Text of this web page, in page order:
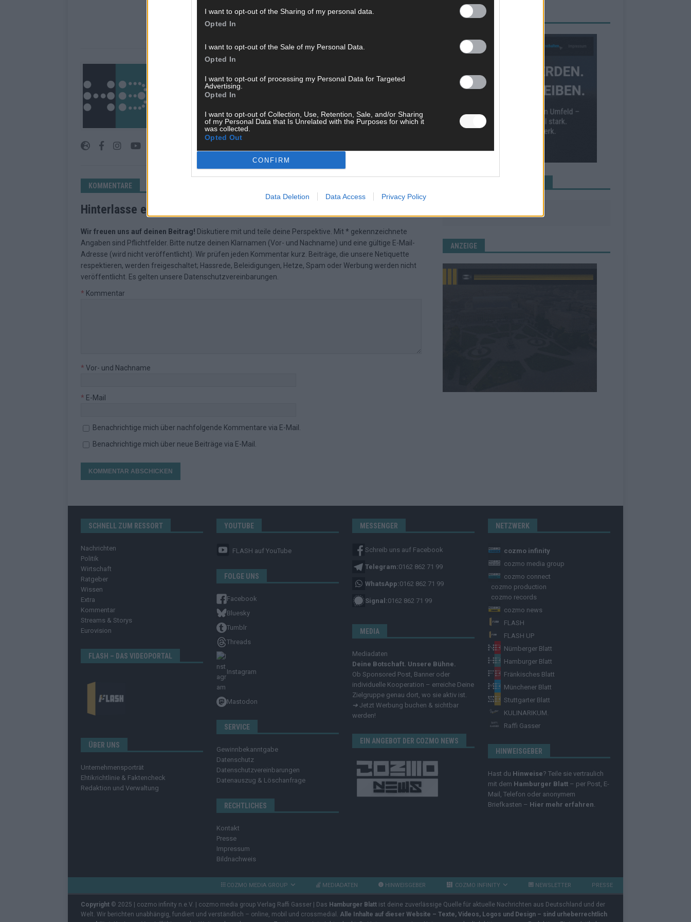
I want to opt-out of the Sharing of my personal data.
Opted In
I want to opt-out of the Sale of my Personal Data.
Opted In
I want to opt-out of processing my Personal Data for Targeted
Advertising.
Opted In
I want to opt-out of Collection, Use, Retention, Sale, and/or Sharing
of my Personal Data that Is Unrelated with the Purposes for which it
was collected.
Opted Out
CONFIRM
Data Deletion Data Access Privacy Policy
Das Hamburger Blatt ist eine unabhängige, digitale Nachrichtenplattform mit Sitz
in Hamburg. Unsere Redaktion berichtet fundiert, verständlich und aktuell über das
journalistisches Handwerk mit modernen Erzählformen – klar, zuverlässig und nah
an den Menschen.
KOMMENTARE
Hinterlasse einen Kommentar
Wir freuen uns auf deinen Beitrag! Diskutiere mit und teile deine Perspektive. Mit * gekennzeichnete
Angaben sind Pflichtfelder. Bitte nutze deinen Klarnamen (Vor- und Nachname) und eine gültige E-Mail-
Adresse (wird nicht veröffentlicht). Wir prüfen jeden Kommentar kurz. Beiträge, die unsere Netiquette
respektieren, werden freigeschaltet; Hassrede, Beleidigungen, Hetze, Spam oder Werbung werden nicht
veröffentlicht. Es gelten unsere Datenschutzvereinbarungen.
* Kommentar
* Vor- und Nachname
* E-Mail
Benachrichtige mich über nachfolgende Kommentare via E-Mail.
Benachrichtige mich über neue Beiträge via E-Mail.
WERBE BEI UNS!
ANZEIGE
SCHNELL ZUM RESSORT
Nachrichten
Politik
Wirtschaft
Ratgeber
Wissen
Extra
Kommentar
Streams & Storys
Eurovision
FLASH – DAS VIDEOPORTAL
ÜBER UNS
Unternehmensporträt
Ehtikrichtlinie & Faktencheck
Redaktion und Verwaltung
YOUTUBE
FLASH auf YouTube
FOLGE UNS
Facebook
Bluesky
Tumblr
Threads
Instagram
Mastodon
SERVICE
Gewinnbekanntgabe
Datenschutz
Datenschutzvereinbarungen
Datenauszug & Löschanfrage
RECHTLICHES
Kontakt
Presse
Impressum
Bildnachweis
MESSENGER
Schreib uns auf Facebook
Telegram:0162 862 71 99
WhatsApp:0162 862 71 99
Signal:0162 862 71 99
MEDIA
Mediadaten
Deine Botschaft. Unsere Bühne.
Ob Sponsored Post, Banner oder
individuelle Kooperation – erreiche Deine
Zielgruppe genau dort, wo sie aktiv ist.
➔ Jetzt Werbung buchen & sichtbar
werden!
EIN ANGEBOT DER COZMO NEWS
NETZWERK
cozmo infinity
cozmo media group
cozmo connect
cozmo production
cozmo records
cozmo news
FLASH
FLASH UP
Nürnberger Blatt
Hamburger Blatt
Fränkisches Blatt
Münchener Blatt
Stuttgarter Blatt
KULINARIKUM.
Raffi Gasser
HINWEISGEBER
Hast du Hinweise? Teile sie vertraulich
mit dem Hamburger Blatt – per Post, E-
Mail, Telefon oder anonymem
Briefkasten – Hier mehr erfahren.
COZMO MEDIA GROUP MEDIADATEN HINWEISGEBER COZMO INFINITY NEWSLETTER PRESSE
Copyright © 2025 | cozmo infinity n.e.V. | cozmo media group Verlag Raffi Gasser | Das Hamburger Blatt ist deine zuverlässige Quelle für aktuelle Nachrichten aus Deutschland und der
Welt. Wir berichten unabhängig, fundiert und verständlich – online, mobil und crossmedial. Alle Inhalte auf dieser Website – Texte, Videos, Logos und Design – sind urheberrechtlich